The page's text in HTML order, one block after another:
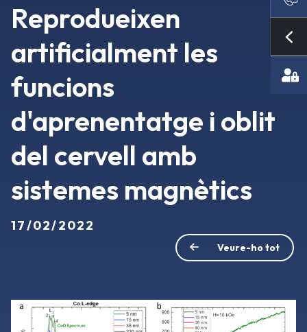
Reprodueixen
artificialment les
funcions
d'aprenentatge i oblit
del cervell amb
sistemes magnètics
17/02/2022
Veure-ho tot